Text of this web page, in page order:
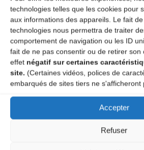
technologies telles que les cookies pour
aux informations des appareils. Le fait
technologies nous permettra de traiter
comportement de navigation ou les ID
fait de ne pas consentir ou de retirer son
effet négatif sur certaines
site. (Certaines vidéos, polices de
embarqués de sites tiers ne s'afficheront
Accepter
Refuser
Renseignements : 04 71 02 92 53.
Catégories
Agenda
Atelier Danses
Laisser un